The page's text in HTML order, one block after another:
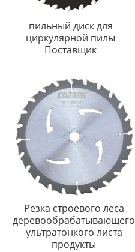
пильный диск для
циркулярной пилы
Поставщик
Резка строевого леса
деревообрабатывающего
ультратонкого листа
продукты